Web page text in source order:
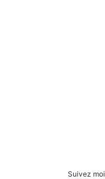
Suivez moi